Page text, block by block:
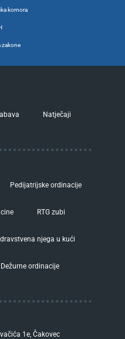
komora
zakone
Natječaji
Pedijatrijske ordinacije
RTG zubi
njega u kući
Dežurne ordinacije
1e, Čakovec